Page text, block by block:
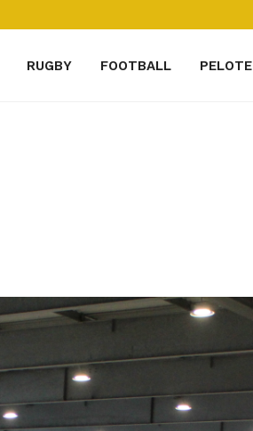
RUGBY FOOTBALL PELOTE